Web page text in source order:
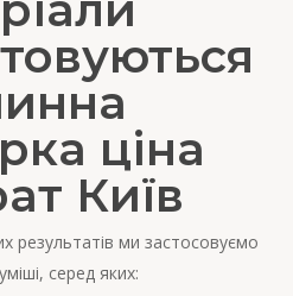
ціна
Київ
результатів ми застосовуємо
серед яких: